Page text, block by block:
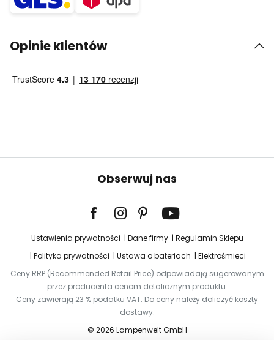
Opinie klientów
Obserwuj nas
Ustawienia prywatności Dane firmy
Regulamin Sklepu
Polityka prywatności
Ustawa o bateriach
Elektrośmieci
Ceny RRP (Recommended Retail Price) odpowiadają sugerowanym
przez producenta cenom detalicznym produktu.
Ceny zawierają 23 % podatku VAT. Do ceny należy doliczyć koszty
dostawy.
© 2026 Lampenwelt GmbH